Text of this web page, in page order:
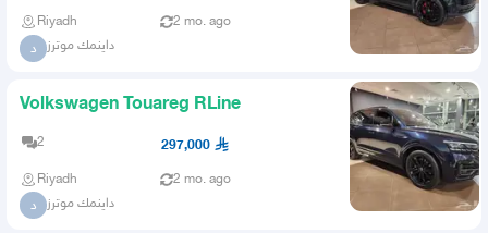
Riyadh 2 mo. ago
د داينمك موترز
Volkswagen Touareg RLine
2 297,000
Riyadh 2 mo. ago
د داينمك موترز